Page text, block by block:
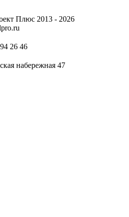
Плюс 2013 - 2026
26 46
набережная 47